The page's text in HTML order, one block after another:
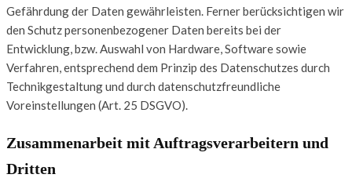
Gefährdung der Daten gewährleisten. Ferner berücksichtigen wir
den Schutz personenbezogener Daten bereits bei der
Entwicklung, bzw. Auswahl von Hardware, Software sowie
Verfahren, entsprechend dem Prinzip des Datenschutzes durch
Technikgestaltung und durch datenschutzfreundliche
Voreinstellungen (Art. 25 DSGVO).
Zusammenarbeit mit Auftragsverarbeitern und
Dritten